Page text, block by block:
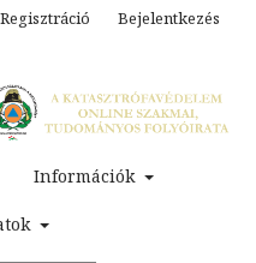
Információk
Regisztráció Bejelentkezés